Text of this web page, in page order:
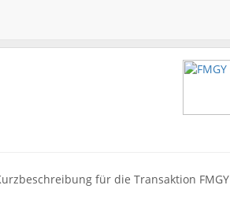
für die Transaktion FMGY